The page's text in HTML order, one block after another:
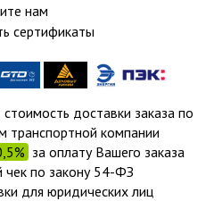
нам
сертификаты
доставки заказа по
компании
за оплату Вашего заказа
чек по закону 54-ФЗ
для юридических лиц